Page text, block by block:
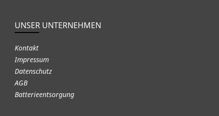
UNSER UNTERNEHMEN
Kontakt
Impressum
Datenschutz
AGB
Batterieentsorgung